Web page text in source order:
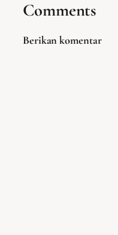
Comments
Berikan komentar